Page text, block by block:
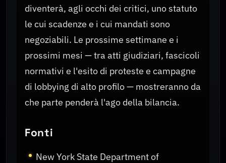
diventerà, agli occhi dei critici, uno statuto
le cui scadenze e i cui mandati sono
negoziabili. Le prossime settimane e i
prossimi mesi — tra atti giudiziari, fascicoli
normativi e l'esito di proteste e campagne
di lobbying di alto profilo — mostreranno da
che parte penderà l'ago della bilancia.
Fonti
New York State Department of